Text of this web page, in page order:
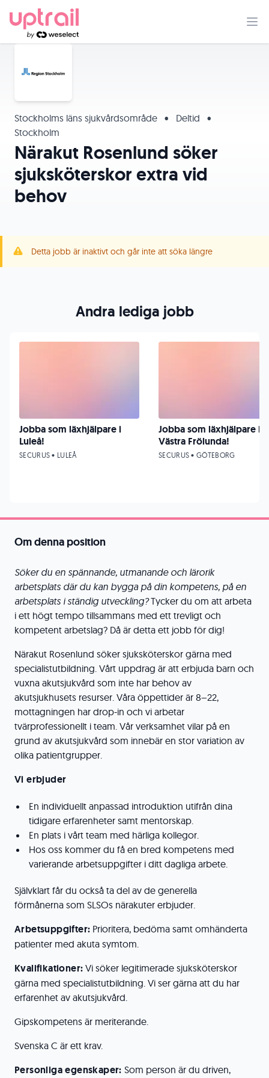
Stockholms läns sjukvårdsområde • Deltid
•
Stockholm
Närakut Rosenlund söker
sjuksköterskor extra vid
behov
Detta jobb är inaktivt och går inte att söka längre
Om denna position
Söker du en spännande, utmanande och lärorik
arbetsplats där du kan bygga på din kompetens, på en
arbetsplats i ständig utveckling?Tycker du om att arbeta
i ett högt tempo tillsammans med ett trevligt och
kompetent arbetslag? Då är detta ett jobb för dig!
Närakut Rosenlund söker sjuksköterskor gärna med
specialistutbildning. Vårt uppdrag är att erbjuda barn och
vuxna akutsjukvård som inte har behov av
akutsjukhusets resurser. Våra öppettider är 8–22,
mottagningen har drop-in och vi arbetar
tvärprofessionellt i team. Vår verksamhet vilar på en
grund av akutsjukvård som innebär en stor variation av
olika patientgrupper.
Vi erbjuder
En individuellt anpassad introduktion utifrån dina
tidigare erfarenheter samt mentorskap.
En plats i vårt team med härliga kollegor.
Hos oss kommer du få en bred kompetens med
varierande arbetsuppgifter i ditt dagliga arbete.
Självklart får du också ta del av de generella
förmånerna som SLSOs närakuter erbjuder.
Arbetsuppgifter: Prioritera, bedöma samt omhänderta
patienter med akuta symtom.
Kvalifikationer: Vi söker legitimerade sjuksköterskor
gärna med specialistutbildning. Vi ser gärna att du har
erfarenhet av akutsjukvård.
Gipskompetens är meriterande.
Svenska C är ett krav.
Personliga egenskaper: Som person är du driven,
Andra lediga jobb
Jobba som läxhjälpare i
Luleå!
SECURUS • LULEÅ
Jobba som läxhjälpare i
Västra Frölunda!
SECURUS • GÖTEBORG